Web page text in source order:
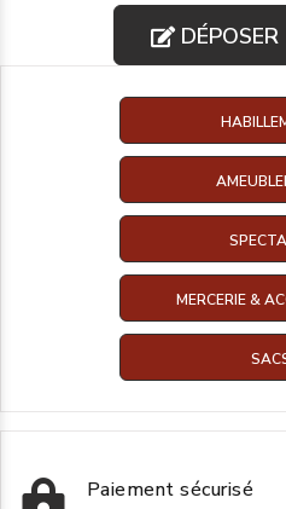
MERCERIE &
Paiement sécurisé